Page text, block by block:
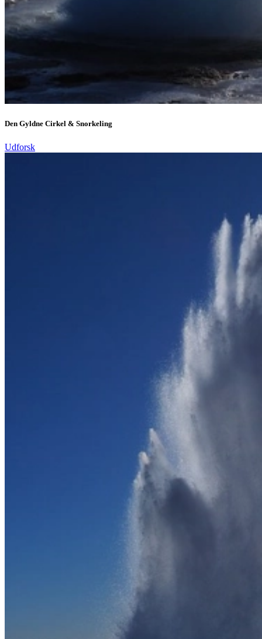
Den Gyldne Cirkel & Snorkeling
Udforsk